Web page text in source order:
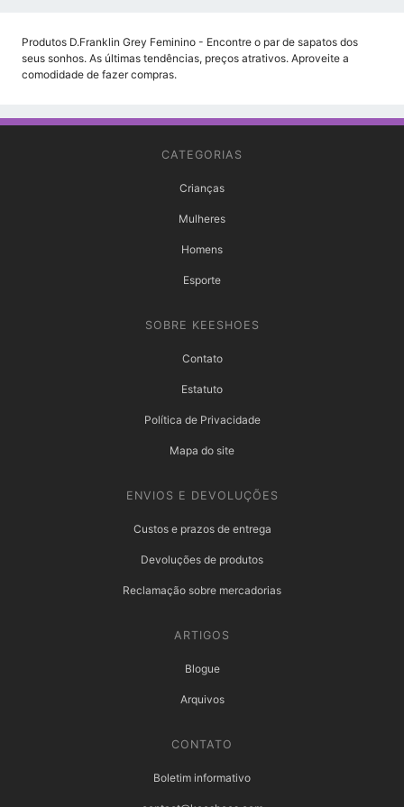
Produtos D.Franklin Grey Feminino - Encontre o par de sapatos dos
seus sonhos. As últimas tendências, preços atrativos. Aproveite a
comodidade de fazer compras.
CATEGORIAS
Crianças
Mulheres
Homens
Esporte
SOBRE KEESHOES
Contato
Estatuto
Política de Privacidade
Mapa do site
ENVIOS E DEVOLUÇÕES
Custos e prazos de entrega
Devoluções de produtos
Reclamação sobre mercadorias
ARTIGOS
Blogue
Arquivos
CONTATO
Boletim informativo